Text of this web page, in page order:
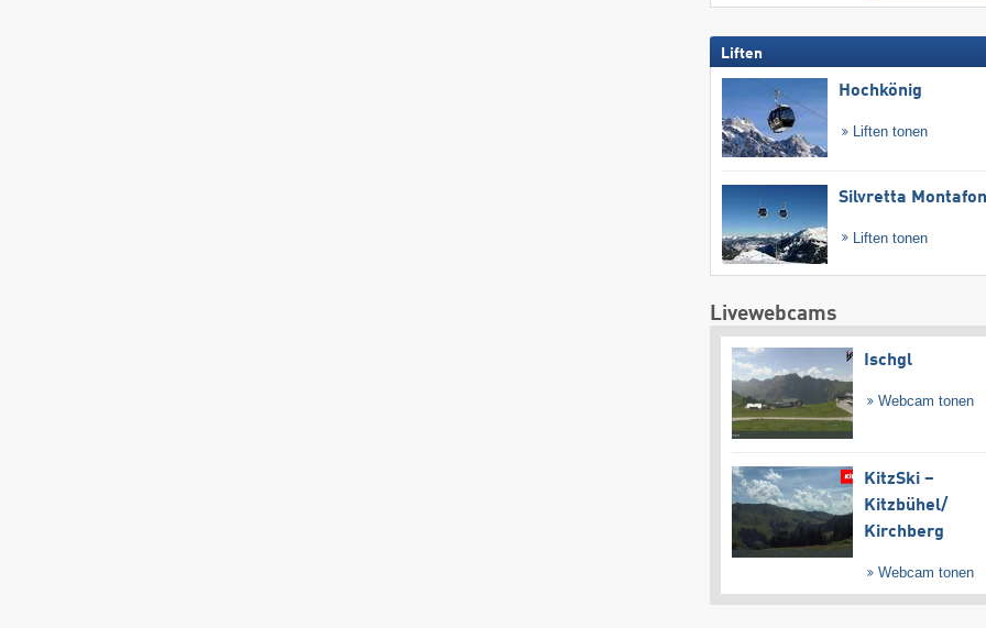
Liften
Hochkönig
Liften tonen
Silvretta Montafon
Liften tonen
Livewebcams
Ischgl
Webcam tonen
KitzSki –
Kitzbühel/​
Kirchberg
Webcam tonen